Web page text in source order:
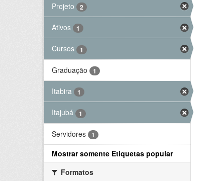
Projeto 2
Ativos 1
Cursos 1
Graduação 1
Itabira 1
Itajubá 1
Servidores 1
Mostrar somente Etiquetas popular
Formatos